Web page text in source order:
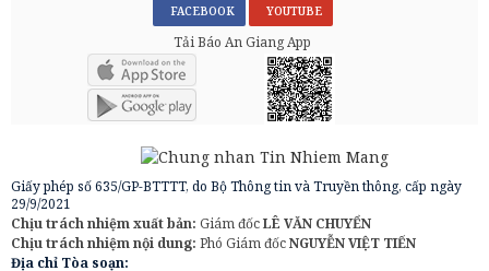
FACEBOOK YOUTUBE
Tải Báo An Giang App
Giấy phép số 635/GP-BTTTT, do Bộ Thông tin và Truyền thông, cấp ngày
29/9/2021
Chịu trách nhiệm xuất bản: Giám đốcLÊ VĂN CHUYỂN
Chịu trách nhiệm nội dung: Phó Giám đốcNGUYỄN VIỆT TIẾN
Địa chỉ Tòa soạn: